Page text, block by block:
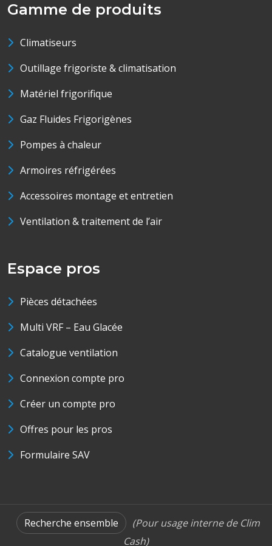
Gamme de produits
Climatiseurs
Outillage frigoriste & climatisation
Matériel frigorifique
Gaz Fluides Frigorigènes
Pompes à chaleur
Armoires réfrigérées
Accessoires montage et entretien
Ventilation & traitement de l’air
Espace pros
Pièces détachées
Multi VRF – Eau Glacée
Catalogue ventilation
Connexion compte pro
Créer un compte pro
Offres pour les pros
Formulaire SAV
Recherche ensemble
(Pour usage interne de Clim
Cash)